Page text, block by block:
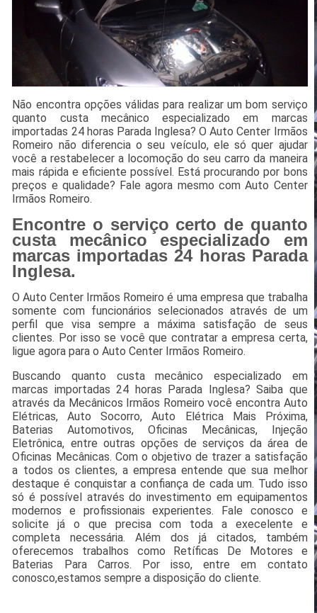
Não encontra opções válidas para realizar um bom serviço
quanto custa mecânico especializado em marcas
importadas 24 horas Parada Inglesa? O Auto Center Irmãos
Romeiro não diferencia o seu veículo, ele só quer ajudar
você a restabelecer a locomoção do seu carro da maneira
mais rápida e eficiente possível. Está procurando por bons
preços e qualidade? Fale agora mesmo com Auto Center
Irmãos Romeiro.
Encontre o serviço certo de quanto
custa mecânico especializado em
marcas importadas 24 horas Parada
Inglesa.
O Auto Center Irmãos Romeiro é uma empresa que trabalha
somente com funcionários selecionados através de um
perfil que visa sempre a máxima satisfação de seus
clientes. Por isso se você que contratar a empresa certa,
ligue agora para o Auto Center Irmãos Romeiro.
Buscando quanto custa mecânico especializado em
marcas importadas 24 horas Parada Inglesa? Saiba que
através da Mecânicos Irmãos Romeiro você encontra Auto
Elétricas, Auto Socorro, Auto Elétrica Mais Próxima,
Baterias Automotivos, Oficinas Mecânicas, Injeção
Eletrônica, entre outras opções de serviços da área de
Oficinas Mecânicas. Com o objetivo de trazer a satisfação
a todos os clientes, a empresa entende que sua melhor
destaque é conquistar a confiança de cada um. Tudo isso
só é possível através do investimento em equipamentos
modernos e profissionais experientes. Fale conosco e
solicite já o que precisa com toda a execelente e
completa necessária. Além dos já citados, também
oferecemos trabalhos como Retíficas De Motores e
Baterias Para Carros. Por isso, entre em contato
conosco,estamos sempre a disposição do cliente.